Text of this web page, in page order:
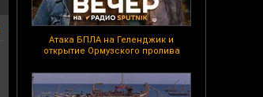
Атака БПЛА на Геленджик и
открытие Ормузского пролива